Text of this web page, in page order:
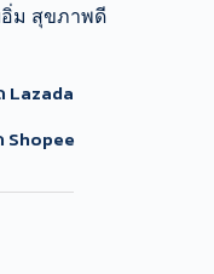
ม สุขภาพดี
Lazada
Shopee